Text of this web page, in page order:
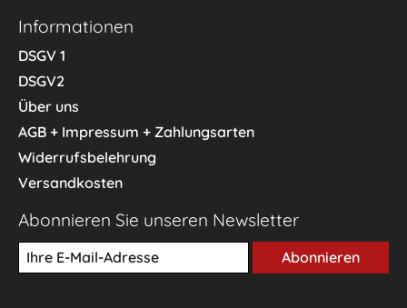
Informationen
DSGV 1
DSGV2
Über uns
AGB + Impressum + Zahlungsarten
Widerrufsbelehrung
Versandkosten
Abonnieren Sie unseren Newsletter
Abonnieren